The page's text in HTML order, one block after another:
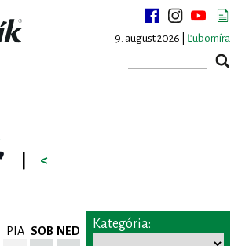
9. august 2026 | Ľubomíra
<
PIA SOB NED Kategória: